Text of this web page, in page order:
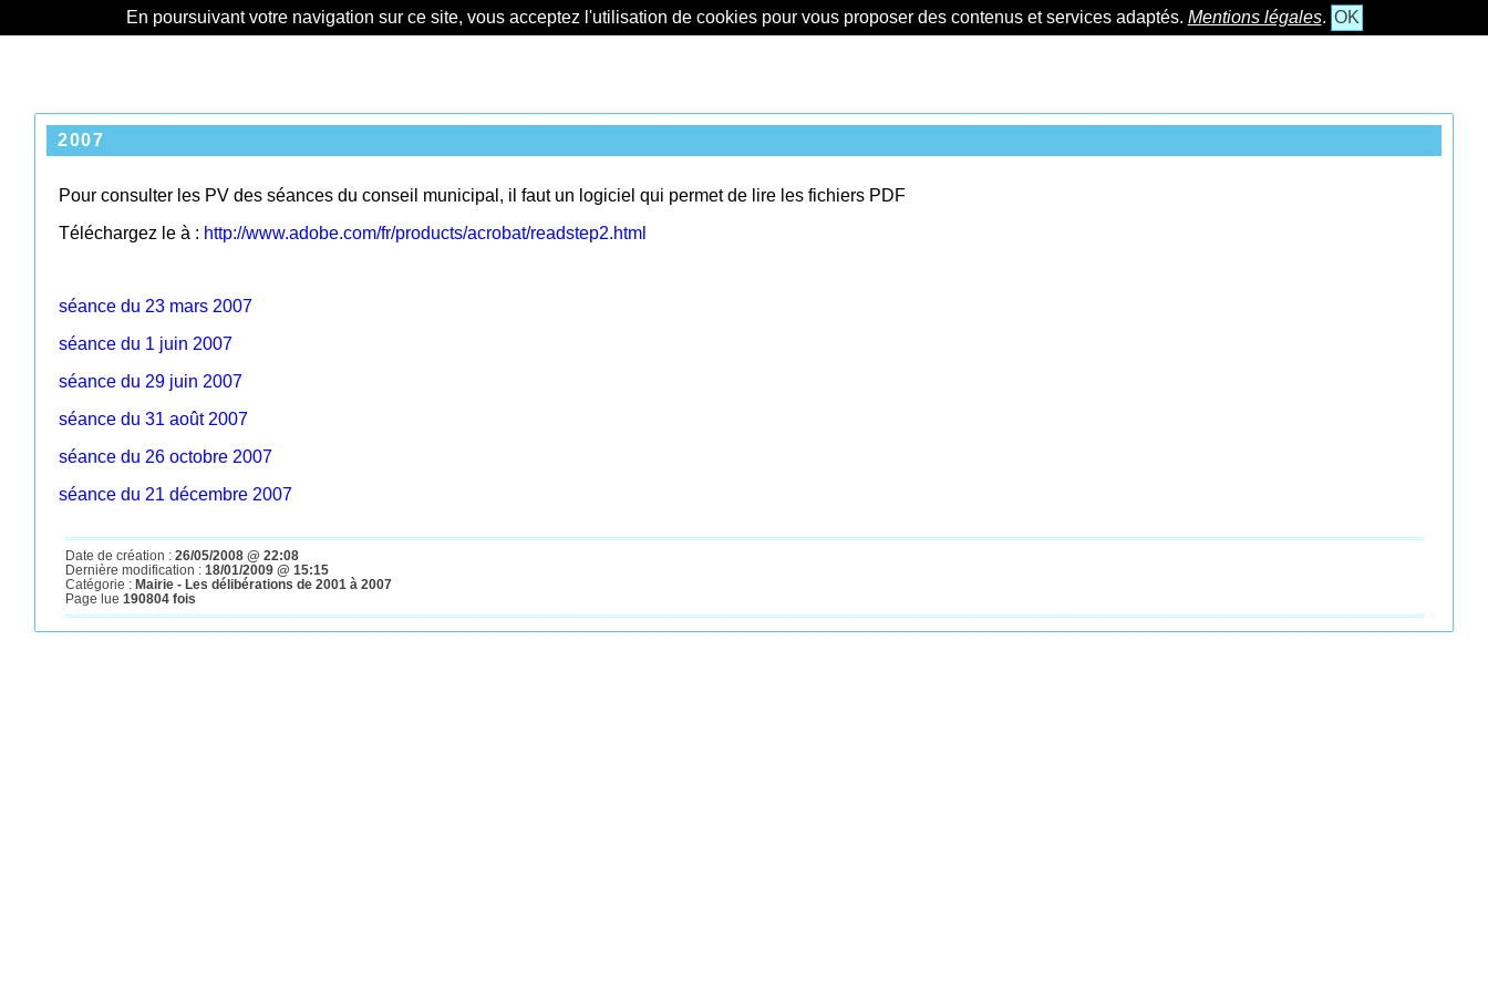
En poursuivant votre navigation sur ce site, vous acceptez l'utilisation de cookies pour vous proposer des contenus et services adaptés. Mentions légales. OK
2007
Pour consulter les PV des séances du conseil municipal, il faut un logiciel qui permet de lire les fichiers PDF
Téléchargez le à : http://www.adobe.com/fr/products/acrobat/readstep2.html
séance du 23 mars 2007
séance du 1 juin 2007
séance du 29 juin 2007
séance du 31 août 2007
séance du 26 octobre 2007
séance du 21 décembre 2007
Date de création : 26/05/2008 @ 22:08
Dernière modification : 18/01/2009 @ 15:15
Catégorie : Mairie - Les délibérations de 2001 à 2007
Page lue 190804 fois